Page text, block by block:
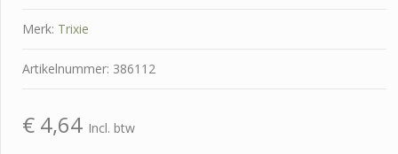
Merk: Trixie
Artikelnummer: 386112
€ 4,64 Incl. btw